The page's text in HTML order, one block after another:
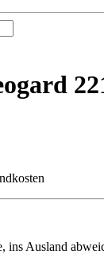
ins Ausland